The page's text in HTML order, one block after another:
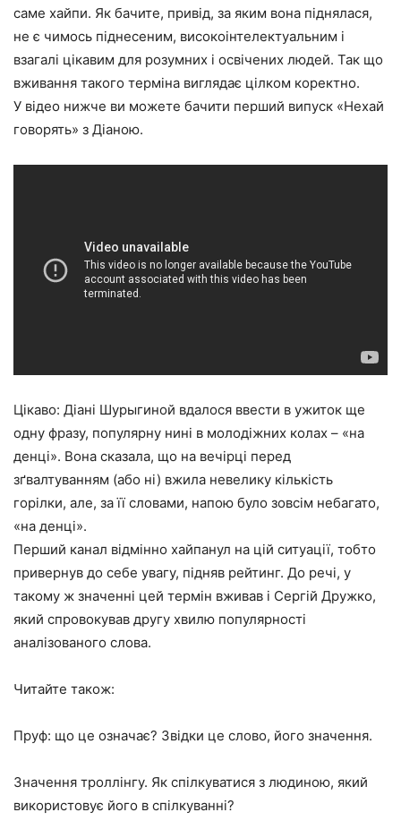
саме хайпи. Як бачите, привід, за яким вона піднялася,
не є чимось піднесеним, високоінтелектуальним і
взагалі цікавим для розумних і освічених людей. Так що
вживання такого терміна виглядає цілком коректно.
У відео нижче ви можете бачити перший випуск «Нехай
говорять» з Діаною.
Цікаво: Діані Шурыгиной вдалося ввести в ужиток ще
одну фразу, популярну нині в молодіжних колах – «на
денці». Вона сказала, що на вечірці перед
зґвалтуванням (або ні) вжила невелику кількість
горілки, але, за її словами, напою було зовсім небагато,
«на денці».
Перший канал відмінно хайпанул на цій ситуації, тобто
привернув до себе увагу, підняв рейтинг. До речі, у
такому ж значенні цей термін вживав і Сергій Дружко,
який спровокував другу хвилю популярності
аналізованого слова.
Читайте також:
Пруф: що це означає? Звідки це слово, його значення.
Значення троллінгу. Як спілкуватися з людиною, який
використовує його в спілкуванні?